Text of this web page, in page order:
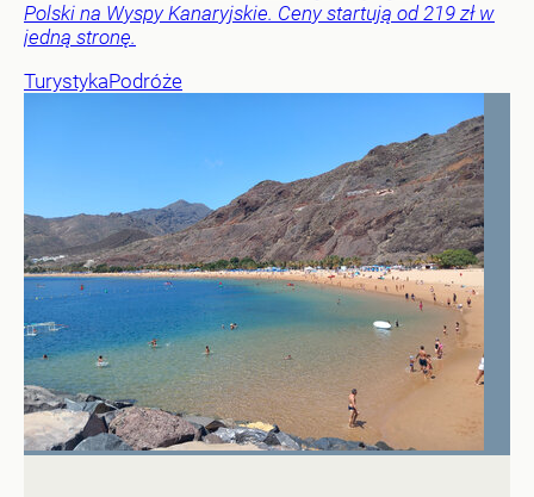
Polski na Wyspy Kanaryjskie. Ceny startują od 219 zł w
jedną stronę.
TurystykaPodróże